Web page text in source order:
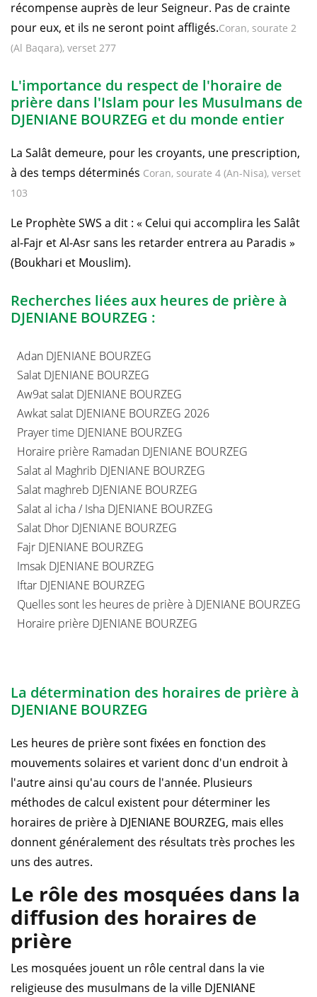
récompense auprès de leur Seigneur. Pas de crainte
pour eux, et ils ne seront point affligés.Coran, sourate 2
(Al Baqara), verset 277
L'importance du respect de l'horaire de
prière dans l'Islam pour les Musulmans de
DJENIANE BOURZEG et du monde entier
La Salât demeure, pour les croyants, une prescription,
à des temps déterminés Coran, sourate 4 (An-Nisa), verset
103
Le Prophète SWS a dit : « Celui qui accomplira les Salât
al-Fajr et Al-Asr sans les retarder entrera au Paradis »
(Boukhari et Mouslim).
Recherches liées aux heures de prière à
DJENIANE BOURZEG :
Adan DJENIANE BOURZEG
Salat DJENIANE BOURZEG
Aw9at salat DJENIANE BOURZEG
Awkat salat DJENIANE BOURZEG 2026
Prayer time DJENIANE BOURZEG
Horaire prière Ramadan DJENIANE BOURZEG
Salat al Maghrib DJENIANE BOURZEG
Salat maghreb DJENIANE BOURZEG
Salat al icha / Isha DJENIANE BOURZEG
Salat Dhor DJENIANE BOURZEG
Fajr DJENIANE BOURZEG
Imsak DJENIANE BOURZEG
Iftar DJENIANE BOURZEG
Quelles sont les heures de prière à DJENIANE BOURZEG
Horaire prière DJENIANE BOURZEG
La détermination des horaires de prière à
DJENIANE BOURZEG
Les heures de prière sont fixées en fonction des
mouvements solaires et varient donc d'un endroit à
l'autre ainsi qu'au cours de l'année. Plusieurs
méthodes de calcul existent pour déterminer les
horaires de prière à DJENIANE BOURZEG, mais elles
donnent généralement des résultats très proches les
uns des autres.
Le rôle des mosquées dans la
diffusion des horaires de
prière
Les mosquées jouent un rôle central dans la vie
religieuse des musulmans de la ville DJENIANE